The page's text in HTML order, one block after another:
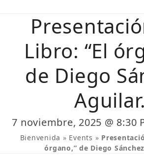
mobile
menu
mobile
menu
Libro: “El
de Diego
Aguilar.
7 noviembre, 2025 @ 8:30
Bienvenida » Events »
órgano,” de Diego